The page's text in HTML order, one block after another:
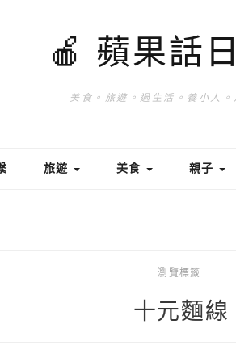
🍎 蘋果話
美食。旅遊。過生活。養小人
旅遊 美食 親子
瀏覽標籤:
十元麵線